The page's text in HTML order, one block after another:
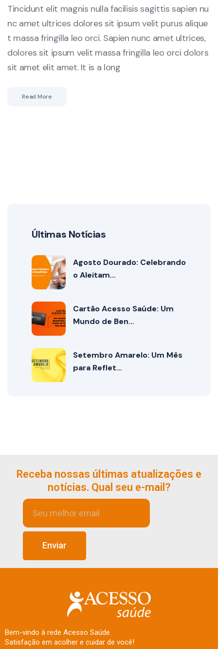
Tincidunt elit magnis nulla facilisis sagittis sapien nu
nc amet ultrices dolores sit ipsum velit purus alique
t massa fringilla leo orci. Sapien nunc amet ultrices,
dolores sit ipsum velit massa fringilla leo orci dolors
sit amet elit amet. It is a long
Read More
Últimas Notícias
Agosto Dourado: Celebrando
o Aleitam…
Cartão Acesso Saúde: Um
Mundo de Ben…
Setembro Amarelo: Um Mês
para Reflet…
Receba nossas últimas atualizações e
notícias. Qual seu e-mail?
Enviar
Bem-vindo à rede Acesso Saúde.
Satisfação em acolher e cuidar de você!